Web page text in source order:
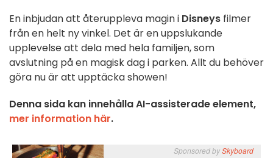
En inbjudan att återuppleva magin i Disneys filmer
från en helt ny vinkel. Det är en uppslukande
upplevelse att dela med hela familjen, som
avslutning på en magisk dag i parken. Allt du behöver
göra nu är att upptäcka showen!
Denna sida kan innehålla AI-assisterade element,
mer information här.